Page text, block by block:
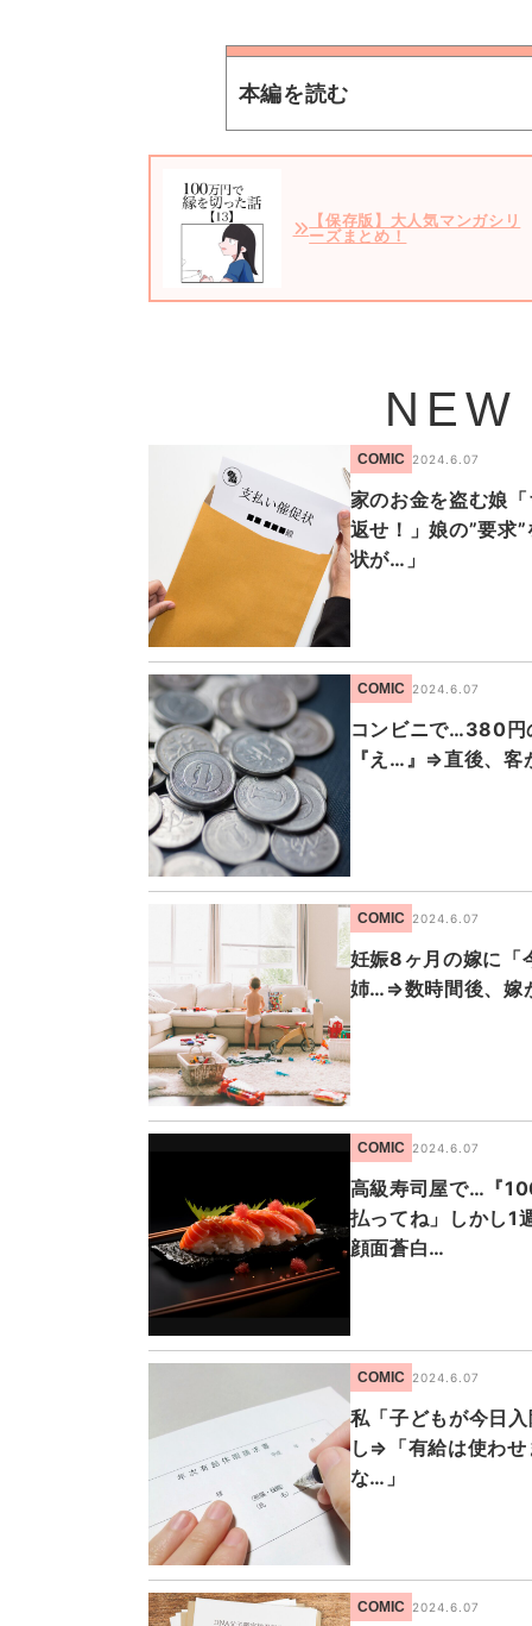
本編を読む
【保存版】大人気マンガシリ
ーズまとめ！
COMIC 2024.6.07
家のお金を盗む娘
返せ！」娘の”要
状が…」
COMIC 2024.6.07
コンビニで…380円
『え…』⇒直後、
COMIC 2024.6.07
妊娠8ヶ月の嫁に「
姉…⇒数時間後、嫁
COMIC 2024.6.07
高級寿司屋で…『
払ってね」しかし1
顔面蒼白…
COMIC 2024.6.07
私「子どもが今日
し⇒「有給は使わせ
な…」
COMIC 2024.6.07